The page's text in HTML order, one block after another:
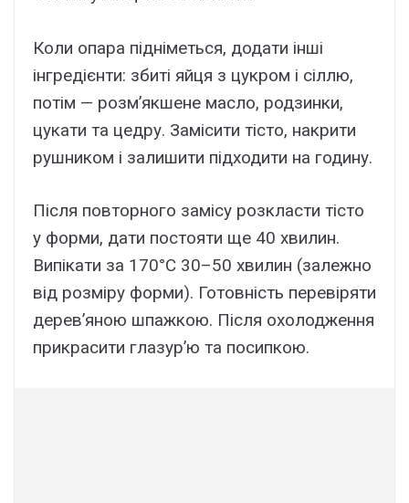
Коли опара підніметься, додати інші
інгредієнти: збиті яйця з цукром і сіллю,
потім — розм’якшене масло, родзинки,
цукати та цедру. Замісити тісто, накрити
рушником і залишити підходити на годину.
Після повторного замісу розкласти тісто
у форми, дати постояти ще 40 хвилин.
Випікати за 170°C 30–50 хвилин (залежно
від розміру форми). Готовність перевіряти
дерев’яною шпажкою. Після охолодження
прикрасити глазур’ю та посипкою.